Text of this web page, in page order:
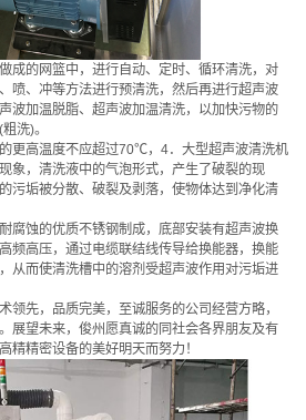
成的网篮中，进行自动、定时、循环清洗，对
喷、冲等方法进行预清洗，然后再进行超声波
波加温脱脂、超声波加温清洗，以加快污物的
洗)。
更高温度不应超过70℃，4．大型超声波清洗机
象，清洗液中的气泡形式，产生了破裂的现
污垢被分散、破裂及剥落，使物体达到净化清
腐蚀的优质不锈钢制成，底部安装有超声波换
频高压，通过电缆联结线传导给换能器，换能
从而使清洗槽中的溶剂受超声波作用对污垢进
领先，品质完美，至诚服务的公司经营方略，
展望未来，俊州愿真诚的同社会各界朋友及有
精精密设备的美好明天而努力！